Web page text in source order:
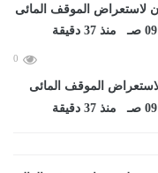
0
الموقف المائى